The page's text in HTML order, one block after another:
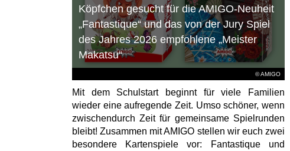
© AMIGO
Köpfchen gesucht für die AMIGO-Neuheit
„Fantastique“ und das von der Jury Spiel
des Jahres 2026 empfohlene „Meister
Makatsu“
Mit dem Schulstart beginnt für viele Familien
wieder eine aufregende Zeit. Umso schöner, wenn
zwischendurch Zeit für gemeinsame Spielrunden
bleibt! Zusammen mit AMIGO stellen wir euch zwei
besondere Kartenspiele vor: Fantastique und